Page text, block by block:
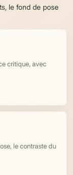
le fond de pose
critique, avec
le contraste du